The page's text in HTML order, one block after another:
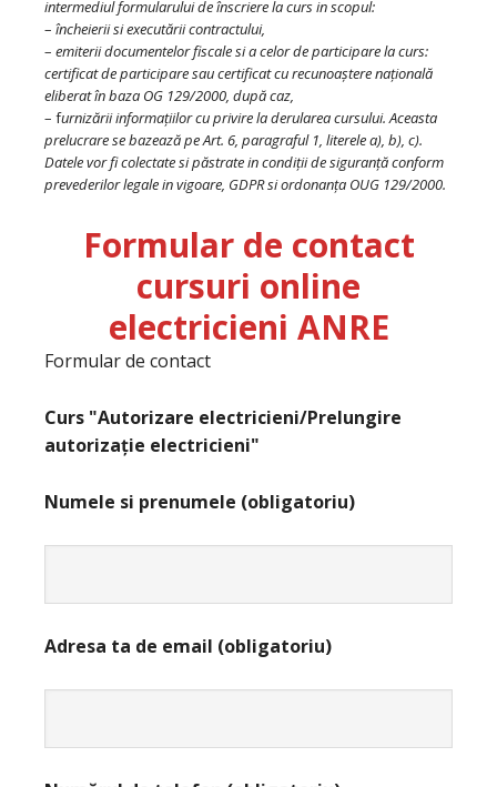
intermediul formularului de înscriere la curs in scopul:
– încheierii si executării contractului,
– emiterii documentelor fiscale si a celor de participare la curs:
certificat de participare sau certificat cu recunoaștere națională
eliberat în baza OG 129/2000, după caz,
– furnizării informațiilor cu privire la derularea cursului. Aceasta
prelucrare se bazează pe Art. 6, paragraful 1, literele a), b), c).
Datele vor fi colectate si păstrate in condiții de siguranță conform
prevederilor legale in vigoare, GDPR si ordonanța OUG 129/2000.
Formular de contact
cursuri online
electricieni ANRE
Formular de contact
Curs "Autorizare electricieni/Prelungire
autorizație electricieni"
Numele si prenumele (obligatoriu)
Adresa ta de email (obligatoriu)